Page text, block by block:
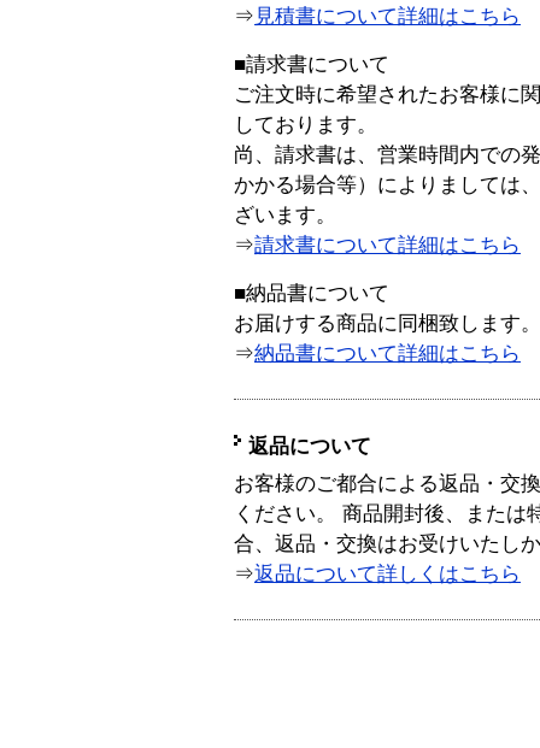
⇒ 見積書について詳細はこちら
■請求書について
ご注文時に希望されたお客様に
しております。
尚、請求書は、営業時間内での
かかる場合等）によりましては
ざいます。
⇒請求書について詳細はこちら
■納品書について
お届けする商品に同梱致します。
⇒納品書について詳細はこちら
返品について
お客様のご都合による返品・交
ください。 商品開封後、または
合、返品・交換はお受けいたし
⇒返品について詳しくはこちら